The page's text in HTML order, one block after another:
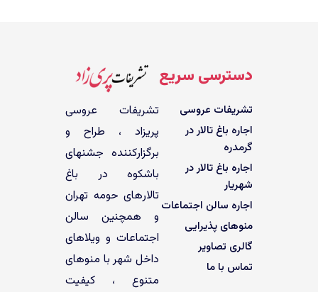
دسترسی سریع
تشریفات عروسی
اجاره باغ تالار در
گرمدره
اجاره باغ تالار در
شهریار
اجاره سالن اجتماعات
منوهای پذیرایی
گالری تصاویر
تماس با ما
تشریفات عروسی
پریزاد ، طراح و
برگزارکننده جشنهای
باشکوه در باغ
تالارهای حومه تهران
و همچنین سالن
اجتماعات و ویلاهای
داخل شهر با منوهای
متنوع ، کیفیت